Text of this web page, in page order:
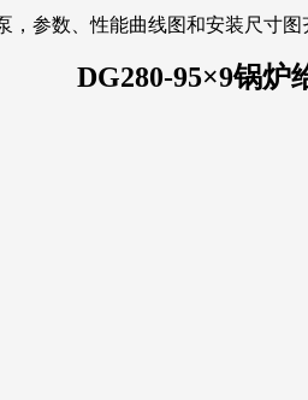
参数、性能曲线图和安装尺寸图
DG280-95×9锅炉